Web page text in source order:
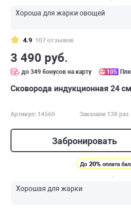
Хороша для жарки овощей
4.9 107 отзывов
3 490 руб.
до 349 бонусов на карту 105
Сковорода индукционная 24
Артикул: 14560 Заказали 138 раз
Забронировать
До 20% оплата
Хорошая для жарки